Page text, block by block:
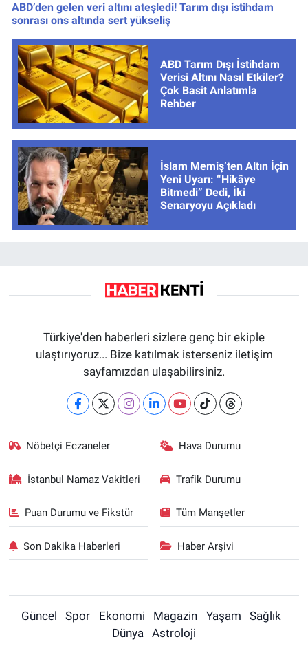
ABD’den gelen veri altını ateşledi! Tarım dışı istihdam
sonrası ons altında sert yükseliş
ABD Tarım Dışı İstihdam
Verisi Altını Nasıl Etkiler?
Çok Basit Anlatımla
Rehber
İslam Memiş’ten Altın İçin
Yeni Uyarı: “Hikâye
Bitmedi” Dedi, İki
Senaryoyu Açıkladı
Türkiye'den haberleri sizlere genç bir ekiple
ulaştırıyoruz... Bize katılmak isterseniz iletişim
sayfamızdan ulaşabilirsiniz.
Nöbetçi Eczaneler Hava Durumu
İstanbul Namaz Vakitleri Trafik Durumu
Puan Durumu ve Fikstür Tüm Manşetler
Son Dakika Haberleri Haber Arşivi
Güncel Spor Ekonomi Magazin Yaşam
Sağlık
Dünya
Astroloji